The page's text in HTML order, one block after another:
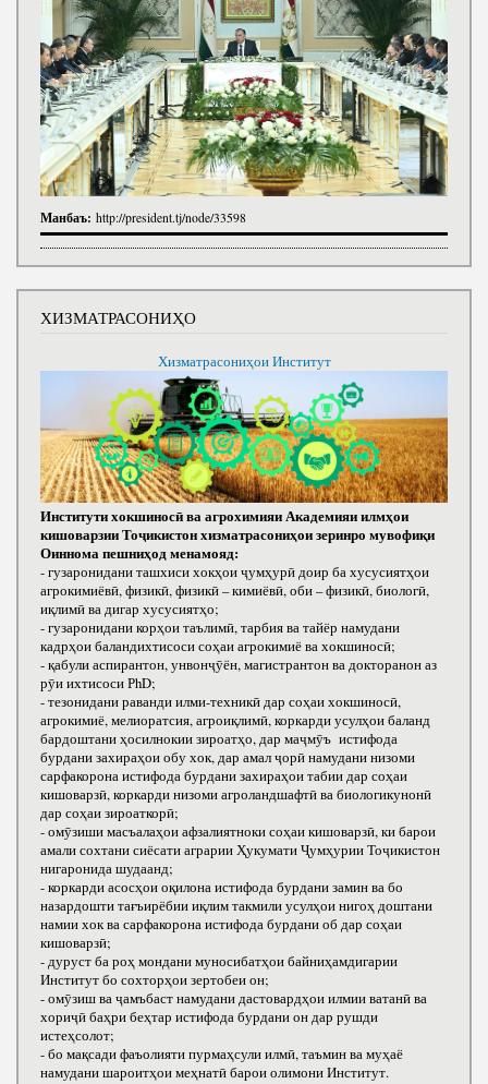
Манбаъ: http://president.tj/node/33598
ХИЗМАТРАСОНИҲО
Хизматрасониҳои Институт
Институти хокшиносӣ ва агрохимияи Академияи илмҳои
кишоварзии Тоҷикистон хизматрасониҳои зеринро мувофиқи
Оиннома пешниҳод менамояд:
- гузаронидани ташхиси хокҳои ҷумҳурӣ доир ба хусусиятҳои
агрокимиёвӣ, физикӣ, физикӣ – кимиёвӣ, оби – физикӣ, биологӣ,
иқлимӣ ва дигар хусусиятҳо;
- гузаронидани корҳои таълимӣ, тарбия ва тайёр намудани
кадрҳои баландихтисоси соҳаи агрокимиё ва хокшиносӣ;
- қабули аспирантон, унвонҷӯён, магистрантон ва докторанон аз
рӯи ихтисоси РhD;
- тезонидани раванди илми-техникӣ дар соҳаи хокшиносӣ,
агрокимиё, мелиоратсия, агроиқлимӣ, коркарди усулҳои баланд
бардоштани ҳосилнокии зироатҳо, дар маҷмӯъ истифода
бурдани захираҳои обу хок, дар амал ҷорӣ намудани низоми
сарфакорона истифода бурдани захираҳои табии дар соҳаи
кишоварзӣ, коркарди низоми агроландшафтӣ ва биологикунонӣ
дар соҳаи зироаткорӣ;
- омӯзиши масъалаҳои афзалиятноки соҳаи кишоварзӣ, ки барои
амали сохтани сиёсати аграрии Ҳукумати Ҷумҳурии Тоҷикистон
нигаронида шудаанд;
- коркарди асосҳои оқилона истифода бурдани замин ва бо
назардошти тағъирёбии иқлим такмили усулҳои нигоҳ доштани
намии хок ва сарфакорона истифода бурдани об дар соҳаи
кишоварзӣ;
- дуруст ба роҳ мондани муносибатҳои байниҳамдигарии
Институт бо сохторҳои зертобеи он;
- омӯзиш ва ҷамъбаст намудани дастовардҳои илмии ватанӣ ва
хориҷӣ баҳри беҳтар истифода бурдани он дар рушди
истеҳсолот;
- бо мақсади фаъолияти пурмаҳсули илмӣ, таъмин ва муҳаё
намудани шароитҳои меҳнатӣ барои олимони Институт.